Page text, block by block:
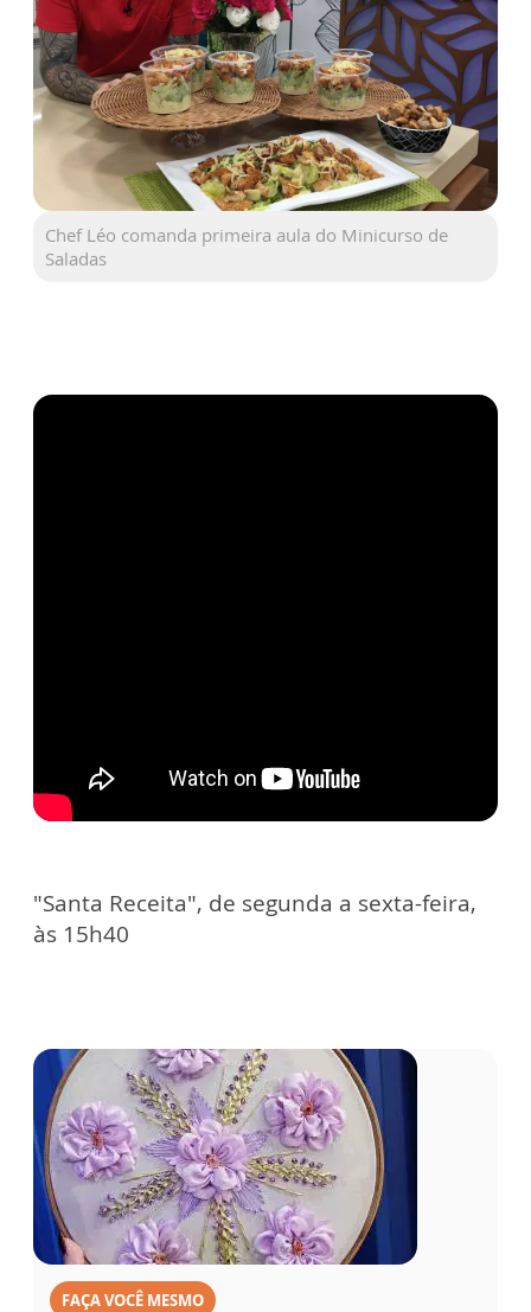
Chef Léo comanda primeira aula do Minicurso de
Saladas
"Santa Receita", de segunda a sexta-feira,
às 15h40
FAÇA VOCÊ MESMO